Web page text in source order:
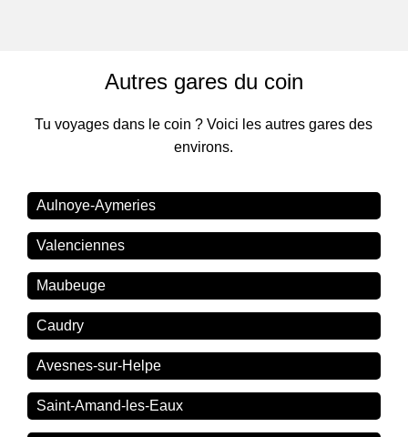
Autres gares du coin
Tu voyages dans le coin ? Voici les autres gares des
environs.
Aulnoye-Aymeries
Valenciennes
Maubeuge
Caudry
Avesnes-sur-Helpe
Saint-Amand-les-Eaux